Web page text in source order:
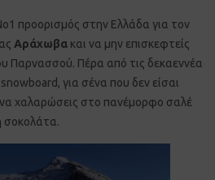
προορισμός στην Ελλάδα για τον
Αράχωβα και να μην επισκεφτείς
Παρνασσού. Πέρα από τις δεκαεννέα
snowboard, για σένα που δεν είσαι
να χαλαρώσεις στο πανέμορφο σαλέ
σοκολάτα.